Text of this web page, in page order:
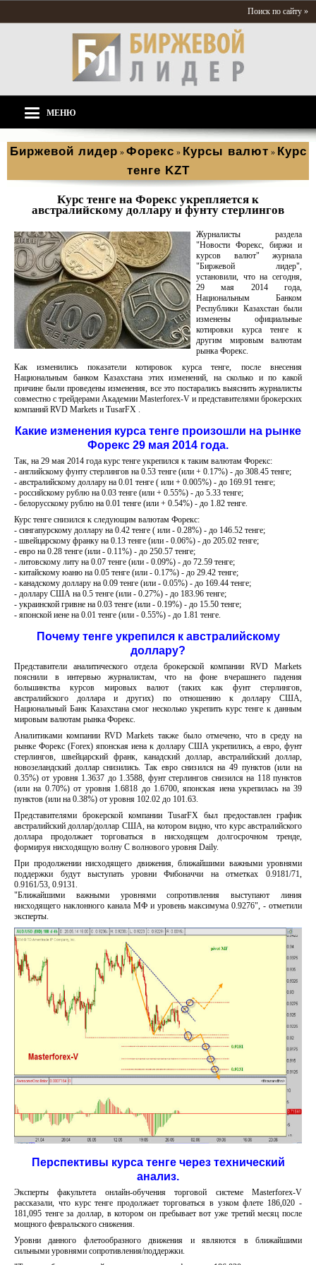
Поиск по сайту »
МЕНЮ
Биржевой лидер » Форекс » Курсы валют » Курс
тенге KZT
Курс тенге на Форекс укрепляется к
австралийскому доллару и фунту стерлингов
Журналисты раздела
"Новости Форекс, биржи и
курсов валют" журнала
"Биржевой лидер",
установили, что на сегодня,
29 мая 2014 года,
Национальным Банком
Республики Казахстан были
изменены официальные
котировки курса тенге к
другим мировым валютам
рынка Форекс.
Как изменились показатели котировок курса тенге, после внесения
Национальным банком Казахстана этих изменений, на сколько и по какой
причине были проведены изменения, все это постарались выяснить журналисты
совместно с трейдерами Академии Masterforex-V и представителями брокерских
компаний RVD Markets и TusarFX .
Какие изменения курса тенге произошли на рынке
Форекс 29 мая 2014 года.
Так, на 29 мая 2014 года курс тенге укрепился к таким валютам Форекс:
- английскому фунту стерлингов на 0.53 тенге (или + 0.17%) - до 308.45 тенге;
- австралийскому доллару на 0.01 тенге ( или + 0.005%) - до 169.91 тенге;
- российскому рублю на 0.03 тенге (или + 0.55%) - до 5.33 тенге;
- белорусскому рублю на 0.01 тенге (или + 0.54%) - до 1.82 тенге.
Курс тенге снизился к следующим валютам Форекс:
- сингапурскому доллару на 0.42 тенге ( или - 0.28%) - до 146.52 тенге;
- швейцарскому франку на 0.13 тенге (или - 0.06%) - до 205.02 тенге;
- евро на 0.28 тенге (или - 0.11%) - до 250.57 тенге;
- литовскому литу на 0.07 тенге (или - 0.09%) - до 72.59 тенге;
- китайскому юаню на 0.05 тенге (или - 0.17%) - до 29.42 тенге;
- канадскому доллару на 0.09 тенге (или - 0.05%) - до 169.44 тенге;
- доллару США на 0.5 тенге (или - 0.27%) - до 183.96 тенге;
- украинской гривне на 0.03 тенге (или - 0.19%) - до 15.50 тенге;
- японской иене на 0.01 тенге (или - 0.55%) - до 1.81 тенге.
Почему тенге укрепился к австралийскому
доллару?
Представители аналитического отдела брокерской компании RVD Markets
пояснили в интервью журналистам, что на фоне вчерашнего падения
большинства курсов мировых валют (таких как фунт стерлингов,
австралийского доллара и других) по отношению к доллару США,
Национальный Банк Казахстана смог несколько укрепить курс тенге к данным
мировым валютам рынка Форекс.
Аналитиками компании RVD Markets также было отмечено, что в среду на
рынке Форекс (Forex) японская иена к доллару США укрепились, а евро, фунт
стерлингов, швейцарский франк, канадский доллар, австралийский доллар,
новозеландский доллар снизились. Так евро снизился на 49 пунктов (или на
0.35%) от уровня 1.3637 до 1.3588, фунт стерлингов снизился на 118 пунктов
(или на 0.70%) от уровня 1.6818 до 1.6700, японская иена укрепилась на 39
пунктов (или на 0.38%) от уровня 102.02 до 101.63.
Представителями брокерской компании TusarFX был предоставлен график
австралийский доллар/доллар США, на котором видно, что курс австралийского
доллара продолжает торговаться в нисходящем долгосрочном тренде,
формируя нисходящую волну С волнового уровня Daily.
При продолжении нисходящего движения, ближайшими важными уровнями
поддержки будут выступать уровни Фибоначчи на отметках 0.9181/71,
0.9161/53, 0.9131.
"Ближайшими важными уровнями сопротивления выступают линия
нисходящего наклонного канала МФ и уровень максимума 0.9276", - отметили
эксперты.
Перспективы курса тенге через технический
анализ.
Эксперты факультета онлайн-обучения торговой системе Masterforex-V
рассказали, что курс тенге продолжает торговаться в узком флете 186,020 -
181,095 тенге за доллар, в котором он пребывает вот уже третий месяц после
мощного февральского снижения.
Уровни данного флетообразного движения и являются в ближайшими
сильными уровнями сопротивления/поддержки.